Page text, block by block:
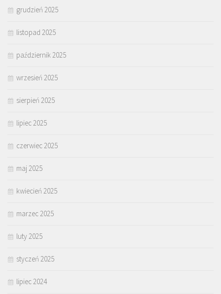
grudzień 2025
listopad 2025
październik 2025
wrzesień 2025
sierpień 2025
lipiec 2025
czerwiec 2025
maj 2025
kwiecień 2025
marzec 2025
luty 2025
styczeń 2025
lipiec 2024